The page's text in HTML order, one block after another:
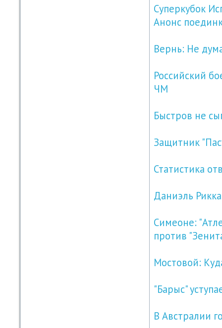
Суперкубок
Анонс
Вернь: Не
Российский
ЧМ
Быстров не
Защитник
Статистика
Даниэль
Симеоне:
против
Мостовой:
"Барыс"
В Австралии